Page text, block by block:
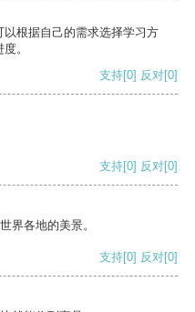
根据自己的需求选择学习方
。
支持[0] 反对[0]
支持[0] 反对[0]
界各地的美景。
支持[0] 反对[0]